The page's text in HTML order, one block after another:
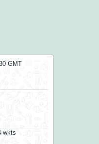
GMT
3 runs